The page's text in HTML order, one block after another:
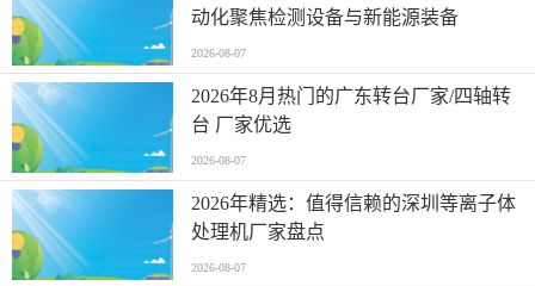
动化聚焦检测设备与新能源装备
2026-08-07
2026年8月热门的广东转台厂家/四轴转
台 厂家优选
2026-08-07
2026年精选：值得信赖的深圳等离子体
处理机厂家盘点
2026-08-07